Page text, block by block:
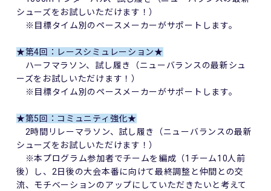
シューズをお試しいただけます！）
※目標タイム別のペースメーカーがサポートします。
★第4回：レースシミュレーション★
ハーフマラソン、試し履き（ニューバランスの最新シュ
ーズをお試しいただけます！）
※目標タイム別のペースメーカーがサポートします。
★第5回：コミュニティ強化★
2時間リレーマラソン、試し履き（ニューバランスの最新
シューズをお試しいただけます！）
※本プログラム参加者でチームを編成（1チーム10人前
後）し、2日後の大会本番に向けて最終調整と仲間との交
流、モチベーションのアップにしていただきたいと考えて